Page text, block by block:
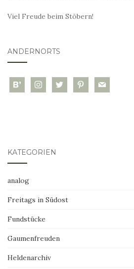
Viel Freude beim Stöbern!
ANDERNORTS
bloglovininstagramtwitter pinterest
mail
KATEGORIEN
analog
Freitags in Südost
Fundstücke
Gaumenfreuden
Heldenarchiv